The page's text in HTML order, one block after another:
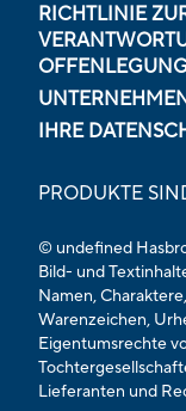
RICHTLINIE
IHRE
PRODUKTE
© undefined
Bild- und
Namen,
Warenzeichen,
Eigentumsrechte
Lieferanten und